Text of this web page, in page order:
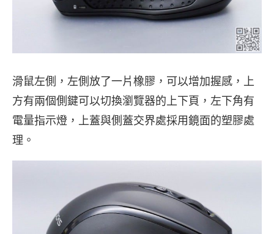
滑鼠左側，左側放了一片橡膠，可以增加握感，上
方有兩個側鍵可以切換瀏覽器的上下頁，左下角有
電量指示燈，上蓋與側蓋交界處採用鏡面的塑膠處
理。